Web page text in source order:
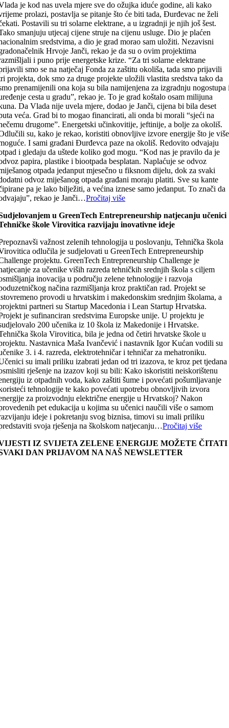
je kod nas uvela mjere sve do ožujka iduće godine, ali kako
prolazi, postavlja se pitanje što će biti tada, Đurđevac ne želi
Postavili su tri solarne elektrane, a u izgradnji je njih još šest.
smanjuju utjecaj cijene struje na cijenu usluge. Dio je plaćen
sredstvima, a dio je grad morao sam uložiti. Nezavisni
Hrvoje Janči, rekao je da su o ovim projektima
i puno prije energetske krize. “Za tri solarne elektrane
smo se na natječaj Fonda za zaštitu okoliša, tada smo prijavili
projekta, dok smo za druge projekte uložili vlastita sredstva tako da
prenamijenili ona koja su bila namijenjena za izgradnju nogostupa
cesta u gradu”, rekao je. To je grad koštalo osam milijuna
Da Vlada nije uvela mjere, dodao je Janči, cijena bi bila deset
veća. Grad bi to mogao financirati, ali onda bi morali “sjeći na
drugome”. Energetski učinkovitije, jeftinije, a bolje za okoliš.
su, kako je rekao, koristiti obnovljive izvore energije što je više
I sami građani Đurđevca paze na okoliš. Redovito odvajaju
i gledaju da uštede koliko god mogu. “Kod nas je pravilo da je
papira, plastike i biootpada besplatan. Naplaćuje se odvoz
otpada jedanput mjesečno u fiksnom dijelu, dok za svaki
odvoz miješanog otpada građani moraju platiti. Sve su kante
pa je lako bilježiti, a većina iznese samo jedanput. To znači da
rekao je Janči…Pročitaj više
u GreenTech Entrepreneurship natjecanju učenici
škole Virovitica razvijaju inovativne ideje
važnost zelenih tehnologija u poslovanju, Tehnička škola
odlučila je sudjelovati u GreenTech Entrepreneurship
projektu. GreenTech Entrepreneurship Challenge je
za učenike viših razreda tehničkih srednjih škola s ciljem
inovacija u području zelene tehnologije i razvoja
načina razmišljanja kroz praktičan rad. Projekt se
provodi u hrvatskim i makedonskim srednjim školama, a
partneri su Startup Macedonia i Lean Startup Hrvatska.
je sufinanciran sredstvima Europske unije. U projektu je
200 učenika iz 10 škola iz Makedonije i Hrvatske.
škola Virovitica, bila je jedna od četiri hrvatske škole u
Nastavnica Maša Ivančević i nastavnik Igor Kućan vodili su
3. i 4. razreda, elektrotehničar i tehničar za mehatroniku.
su imali priliku izabrati jedan od tri izazova, te kroz pet tjedana
rješenje na izazov koji su bili: Kako iskoristiti neiskorištenu
iz otpadnih voda, kako zaštiti šume i povećati pošumljavanje
tehnologije te kako povećati upotrebu obnovljivih izvora
za proizvodnju električne energije u Hrvatskoj? Nakon
pet edukacija u kojima su učenici naučili više o samom
ideje i pokretanju svog biznisa, timovi su imali priliku
svoja rješenja na školskom natjecanju…Pročitaj više
IZ SVIJETA ZELENE ENERGIJE MOŽETE ČITATI
DAN PRIJAVOM NA NAŠ NEWSLETTER